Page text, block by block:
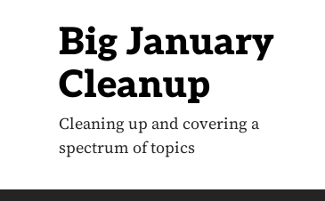
Big January
Cleanup
Cleaning up and covering a
spectrum of topics